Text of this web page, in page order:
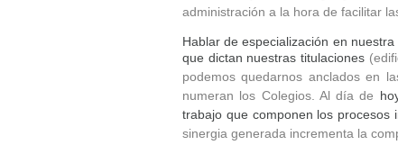
administración a la hora de facilitar
Hablar de especialización en
que dictan nuestras titulaciones
podemos quedarnos anclados en
numeran los Colegios. Al día de
trabajo que componen los procesos
sinergia generada incrementa la